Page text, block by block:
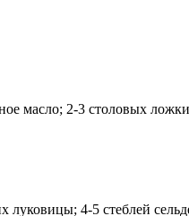
масло; 2-3 столовых
луковицы; 4-5 стеблей